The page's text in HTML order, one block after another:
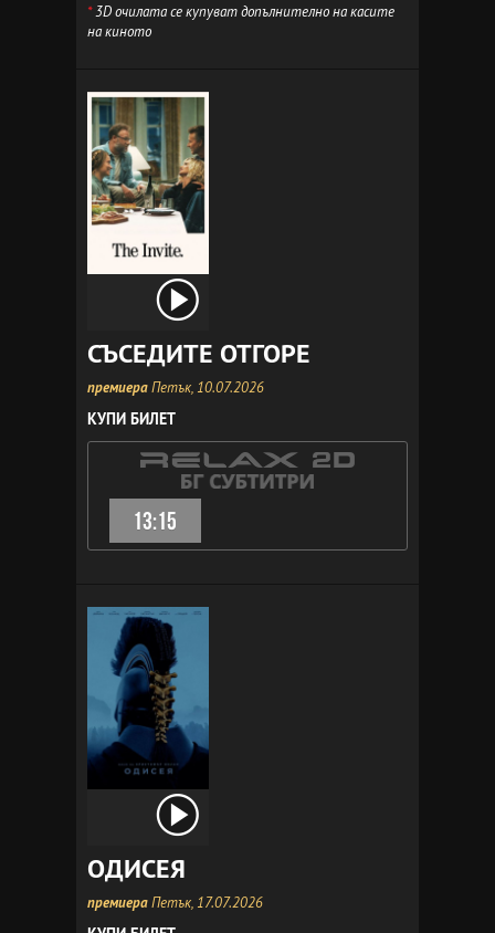
*3D очилата се купуват допълнително на касите
на киното
СЪСЕДИТЕ ОТГОРЕ
премиераПетък, 10.07.2026
КУПИ БИЛЕТ
13:15
ОДИСЕЯ
премиераПетък, 17.07.2026